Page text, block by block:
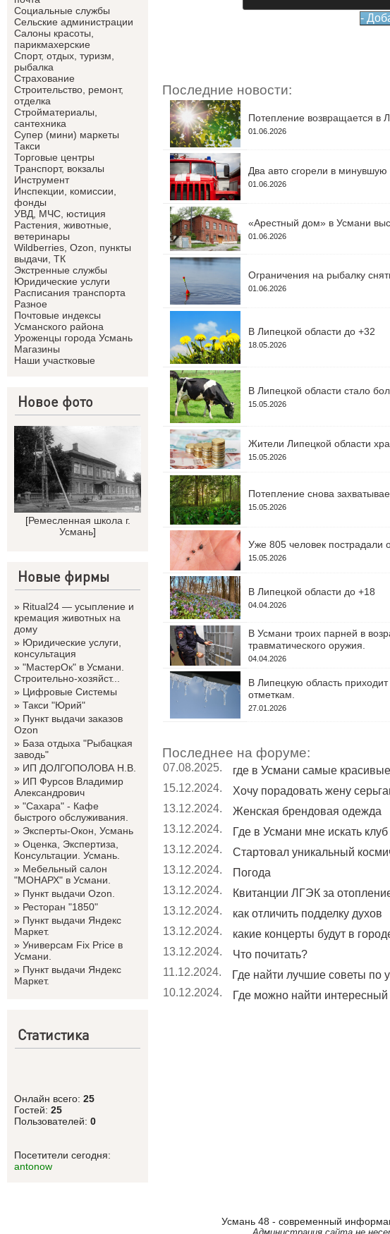
Социальные службы
Сельские администрации
Салоны красоты,
парикмахерские
Спорт, отдых, туризм,
рыбалка
Страхование
Строительство, ремонт,
отделка
Cтройматериалы,
сантехника
Супер (мини) маркеты
Такси
Торговые центры
Транспорт, вокзалы
Инструмент
Инспекции, комиссии,
фонды
УВД, МЧС, юстиция
Растения, животные,
ветеринары
Wildberries, Ozon, пункты
выдачи, ТК
Экстренные службы
Юридические услуги
Расписания транспорта
Разное
Почтовые индексы
Усманского района
Уроженцы города Усмань
Магазины
Наши участковые
Новое фото
[Ремесленная школа г.
Усмань]
Новые фирмы
» Ritual24 — усыпление и
кремация животных на
дому
» Юридические услуги,
консультация
» "МастерОк" в Усмани.
Строительно-хозяйст...
» Цифровые Системы
» Такси "Юрий"
» Пункт выдачи заказов
Ozon
» База отдыха "Рыбацкая
заводь"
» ИП ДОЛГОПОЛОВА Н.В.
» ИП Фурсов Владимир
Александрович
» "Сахара" - Кафе
быстрого обслуживания.
» Эксперты-Окон, Усмань
» Оценка, Экспертиза,
Консультации. Усмань.
» Мебельный салон
"МОНАРХ" в Усмани.
» Пункт выдачи Ozon.
» Ресторан "1850"
» Пункт выдачи Яндекс
Маркет.
» Универсам Fix Price в
Усмани.
» Пункт выдачи Яндекс
Маркет.
Статистика
Онлайн всего: 25
Гостей: 25
Пользователей: 0
Посетители сегодня:
antonow
Последние новости:
Потепление возвращается в
01.06.2026
Два авто сгорели в минувшую
01.06.2026
«Арестный дом» в Усмани
01.06.2026
Ограничения на рыбалку
01.06.2026
В Липецкой области до +32
18.05.2026
В Липецкой области стало
15.05.2026
Жители Липецкой области
15.05.2026
Потепление снова
15.05.2026
Уже 805 человек пострадали
15.05.2026
В Липецкой области до +18
04.04.2026
В Усмани троих парней в
травматического оружия.
04.04.2026
В Липецкую область
отметкам.
27.01.2026
Последнее на форуме:
07.08.2025.
где в Усмани самые
15.12.2024.
Хочу порадовать жену
13.12.2024.
Женская брендовая одежда
13.12.2024.
Где в Усмани мне искать клуб
13.12.2024.
Стартовал уникальный
13.12.2024.
Погода
13.12.2024.
Квитанции ЛГЭК за
13.12.2024.
как отличить подделку духов
13.12.2024.
какие концерты будут в
13.12.2024.
Что почитать?
11.12.2024.
Где найти лучшие советы по
10.12.2024.
Где можно найти интересный
Усмань 48 - современный